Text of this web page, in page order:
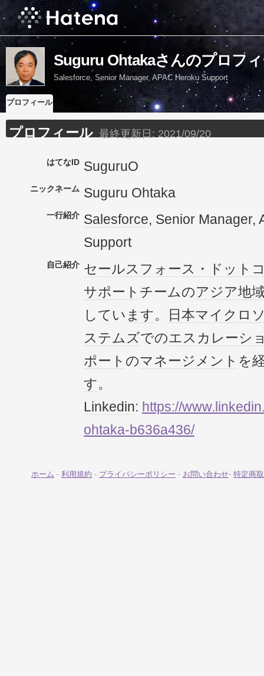
Suguru Ohtakaさんのプロフ
Salesforce, Senior Manager, APAC Heroku Support
プロフィール
プロフィール 最終更新日: 2021/09/20
はてなID SuguruO
ニックネーム Suguru Ohtaka
一行紹介 Salesforce, Senior Manager,
Support
自己紹介 セールスフォース・ドット
サポート チームのアジア地
してい ます。
日本マイクロ
ステムズでのエスカレーシ
ポート のマネージメント を
す。
Linkedin: https://
ohtaka-b636a436/
ホーム - 利用規約 - プライバシーポリシー - お問い合わせ- 特定商